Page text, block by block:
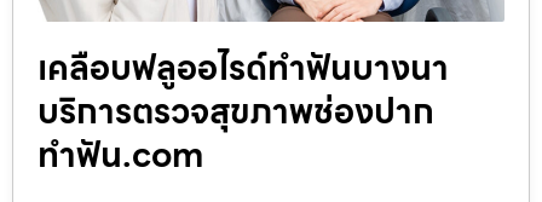
เคลือบฟลูออไรด์ทำฟันบางนา
บริการตรวจสุขภาพช่องปาก
ทำฟัน.com